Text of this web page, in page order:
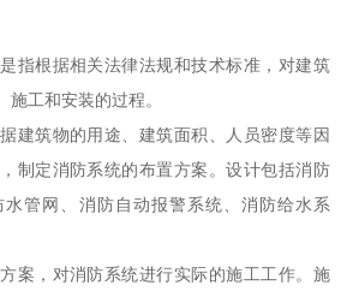
指根据相关法律法规和技术标准，对建筑
工和安装的过程。
建筑物的用途、建筑面积、人员密度等因
制定消防系统的布置方案。设计包括消防
管网、消防自动报警系统、消防给水系
案，对消防系统进行实际的施工工作。施